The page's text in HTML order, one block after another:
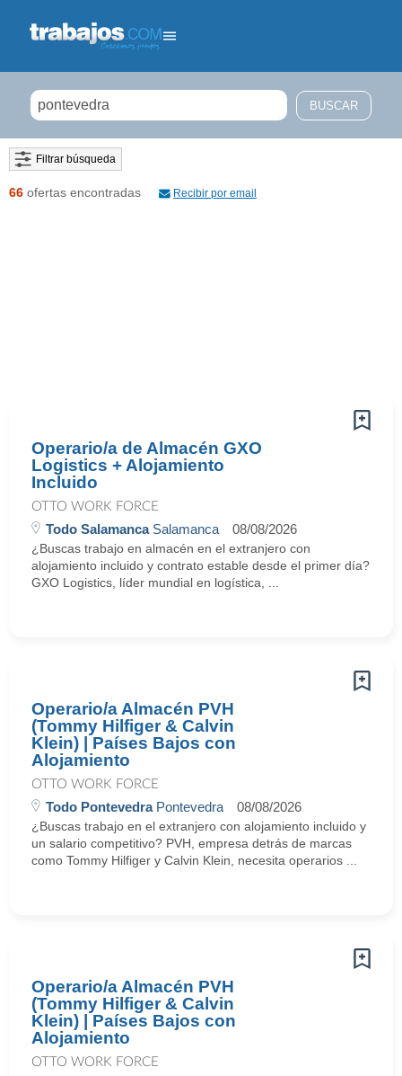
Filtrar búsqueda
66 ofertas encontradas Recibir por email
Operario/a de Almacén GXO
Logistics + Alojamiento
Incluido
OTTO WORK FORCE
Todo SalamancaSalamanca 08/08/2026
¿Buscas trabajo en almacén en el extranjero con
alojamiento incluido y contrato estable desde el primer día?
GXO Logistics, líder mundial en logística, ...
Operario/a Almacén PVH
(Tommy Hilfiger & Calvin
Klein) | Países Bajos con
Alojamiento
OTTO WORK FORCE
Todo PontevedraPontevedra 08/08/2026
¿Buscas trabajo en el extranjero con alojamiento incluido y
un salario competitivo? PVH, empresa detrás de marcas
como Tommy Hilfiger y Calvin Klein, necesita operarios ...
Operario/a Almacén PVH
(Tommy Hilfiger & Calvin
Klein) | Países Bajos con
Alojamiento
OTTO WORK FORCE